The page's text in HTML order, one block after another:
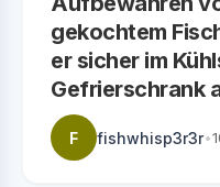
gekochtem
er sicher im
Gefrierschrank
F fishwhisp3r3r•